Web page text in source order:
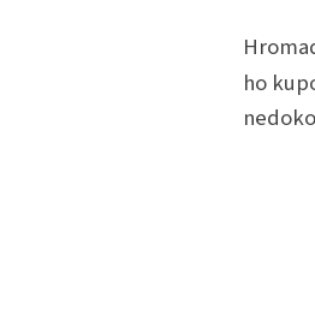
ho